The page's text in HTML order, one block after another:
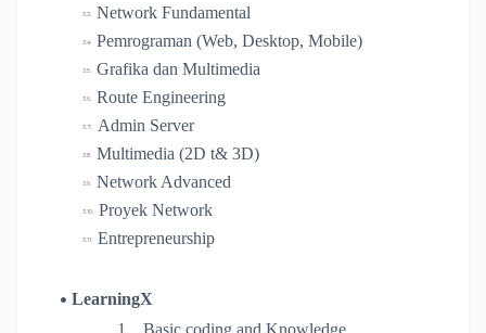
Network Fundamental
Pemrograman (Web, Desktop, Mobile)
Grafika dan Multimedia
Route Engineering
Admin Server
Multimedia (2D t& 3D)
Network Advanced
Proyek Network
Entrepreneurship
LearningX
1.
Basic coding and Knowledge